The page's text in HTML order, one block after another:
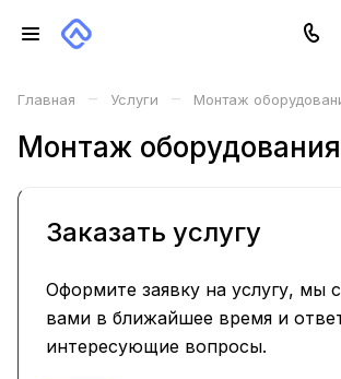
Главная – Услуги – Монтаж
Монтаж оборудования
Заказать услугу
Оформите заявку на услугу, мы
вами в ближайшее время и
интересующие вопросы.